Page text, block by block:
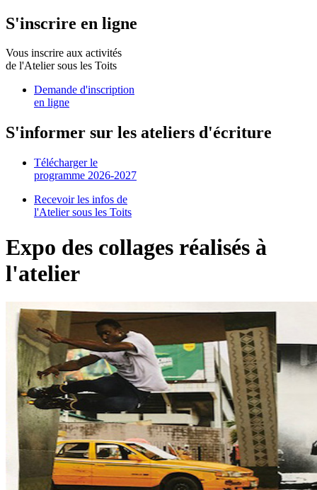
S'inscrire en ligne
Vous inscrire aux activités
de l'Atelier sous les Toits
Demande d'inscription
en ligne
S'informer sur les ateliers d'écriture
Télécharger le
programme 2026-2027
Recevoir les infos de
l'Atelier sous les Toits
Expo des collages réalisés à
l'atelier